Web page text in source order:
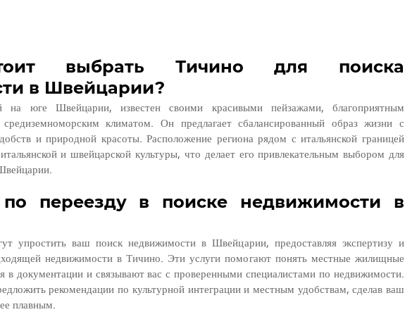
выбрать Тичино для поиска
в Швейцарии?
на юге Швейцарии, известен своими красивыми пейзажами, благоприятным
климатом. Он предлагает сбалансированный образ жизни с
и природной красоты. Расположение региона рядом с итальянской границей
и швейцарской культуры, что делает его привлекательным выбором для
по переезду в поиске недвижимости в
упростить ваш поиск недвижимости в Швейцарии, предоставляя экспертизу и
недвижимости в Тичино. Эти услуги помогают понять местные жилищные
в документации и связывают вас с проверенными специалистами по недвижимости.
рекомендации по культурной интеграции и местным удобствам, сделав ваш
плавным.